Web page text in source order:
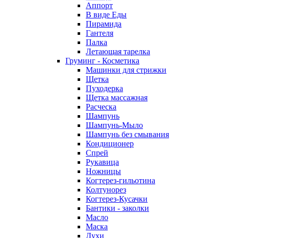
Аппорт
В виде Еды
Пирамида
Гантеля
Палка
Летающая тарелка
Груминг - Косметика
Машинки для стрижки
Щетка
Пуходерка
Щетка массажная
Расческа
Шампунь
Шампунь-Мыло
Шампунь без cмывания
Кондиционер
Спрей
Рукавица
Ножницы
Когтерез-гильотина
Колтунорез
Когтерез-Кусачки
Бантики - заколки
Масло
Маска
Духи